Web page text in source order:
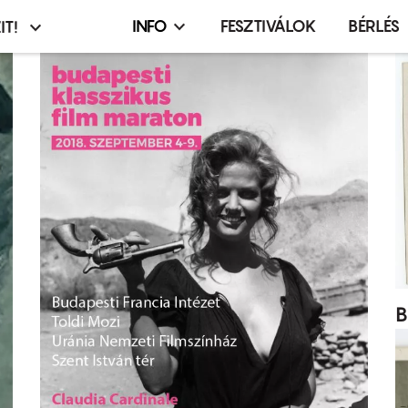
Infó,
esemény,
terembérlés
menü
INFO FESZTIVÁLOK BÉRLÉS